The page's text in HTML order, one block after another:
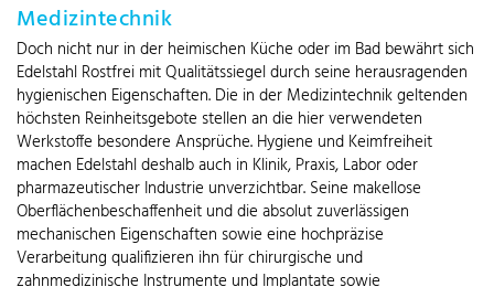
Medizintechnik
Doch nicht nur in der heimischen Küche oder im Bad bewährt sich
Edelstahl Rostfrei mit Qualitätssiegel durch seine herausragenden
hygienischen Eigenschaften. Die in der Medizintechnik geltenden
höchsten Reinheitsgebote stellen an die hier verwendeten
Werkstoffe besondere Ansprüche. Hygiene und Keimfreiheit
machen Edelstahl deshalb auch in Klinik, Praxis, Labor oder
pharmazeutischer Industrie unverzichtbar. Seine makellose
Oberflächenbeschaffenheit und die absolut zuverlässigen
mechanischen Eigenschaften sowie eine hochpräzise
Verarbeitung qualifizieren ihn für chirurgische und
zahnmedizinische Instrumente und Implantate sowie